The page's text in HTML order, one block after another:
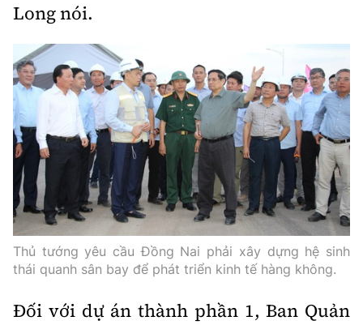
Long nói.
Thủ tướng yêu cầu Đồng Nai phải xây dựng hệ sinh
thái quanh sân bay để phát triển kinh tế hàng không.
Đối với dự án thành phần 1, Ban Quản